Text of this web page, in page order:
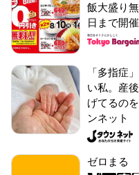
飯大盛り
日まで開催
「多指症
い私。産
げてるの
ンネット
ゼロまる